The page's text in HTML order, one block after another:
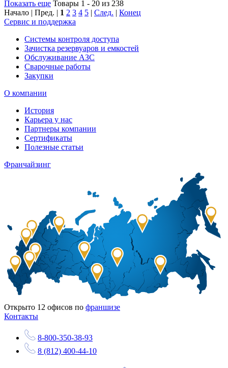
Показать еще Товары 1 - 20 из 238
Начало | Пред. | 1 2 3 4 5 След.
Конец
Сервис и поддержка
Системы контроля доступа
Зачистка резервуаров и емкостей
Обслуживание АЗС
Сварочные работы
Закупки
О компании
История
Карьера у нас
Партнеры компании
Сертификаты
Полезные статьи
Франчайзинг
Открыто 12 офисов по франшизе
Контакты
8-800-350-38-93
8 (812) 400-44-10